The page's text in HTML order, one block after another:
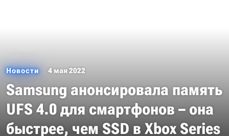
Новости 4 мая 2022
Samsung анонсировала память
UFS 4.0 для смартфонов – она
быстрее, чем SSD в Xbox Series